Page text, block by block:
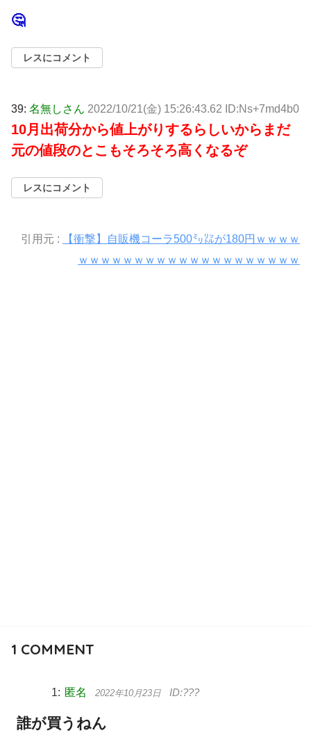
🤔
レスにコメント
39: 名無しさん 2022/10/21(金) 15:26:43.62 ID:Ns+7md4b0
10月出荷分から値上がりするらしいからまだ
元の値段のとこもそろそろ高くなるぞ
レスにコメント
引用元 :
【衝撃】自販機コーラ500㍉㍑が180円ｗｗｗｗ
ｗｗｗｗｗｗｗｗｗｗｗｗｗｗｗｗｗｗｗｗ
1 COMMENT
匿名 2022年10月23日
誰が買うねん